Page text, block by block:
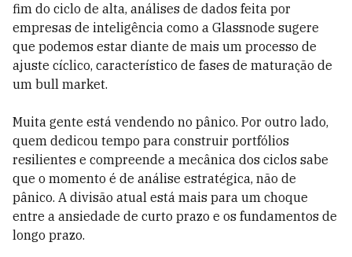
fim do ciclo de alta, análises de dados feita por
empresas de inteligência como a Glassnode sugere
que podemos estar diante de mais um processo de
ajuste cíclico, característico de fases de maturação de
um bull market.
Muita gente está vendendo no pânico. Por outro lado,
quem dedicou tempo para construir portfólios
resilientes e compreende a mecânica dos ciclos sabe
que o momento é de análise estratégica, não de
pânico. A divisão atual está mais para um choque
entre a ansiedade de curto prazo e os fundamentos de
longo prazo.